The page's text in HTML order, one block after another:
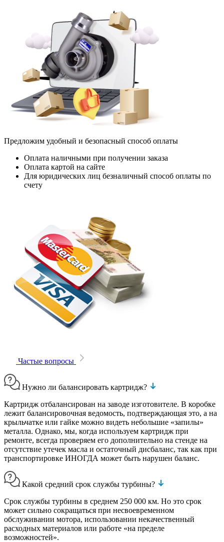
Предложим удобный и безопасный способ оплаты
Оплата наличными при получении заказа
Оплата картой на сайте
Для юридических лиц безналичный способ оплаты по
счету
Частые вопросы
Нужно ли балансировать картридж?
Картридж отбалансирован на заводе изготовителе. В коробке
лежит балансировочная ведомость, подтверждающая это, а на
крыльчатке или гайке можно видеть небольшие «запилы»
металла. Однако, мы, когда используем картридж при
ремонте, всегда проверяем его дополнительно на стенде на
отсутствие утечек масла и остаточный дисбаланс, так как при
транспортировке ИНОГДА может быть нарушен баланс.
Какой средний срок службы турбины?
Срок службы турбины в среднем 250 000 км. Но это срок
может сильно сокращаться при несвоевременном
обслуживании мотора, использовании некачественный
расходных материалов или работе «на пределе
возможностей».